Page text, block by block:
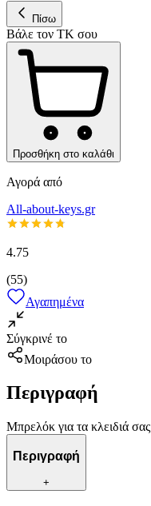
Πίσω
Βάλε τον ΤΚ σου
Προσθήκη στο καλάθι
Αγορά από
All-about-keys.gr
4.75
(55)
Αγαπημένα
Σύγκρινέ το
Μοιράσου το
Περιγραφή
Μπρελόκ για τα κλειδιά σας
Περιγραφή
+